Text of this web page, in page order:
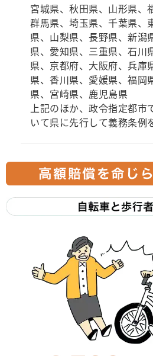
宮城県、秋田県、山形県、
群馬県、埼玉県、千葉県、
県、山梨県、長野県、新潟
県、愛知県、三重県、石川
県、京都府、大阪府、兵庫
県、香川県、愛媛県、福岡
県、宮崎県、鹿児島県
上記のほか、政令指定都市
いて県に先行して義務条例